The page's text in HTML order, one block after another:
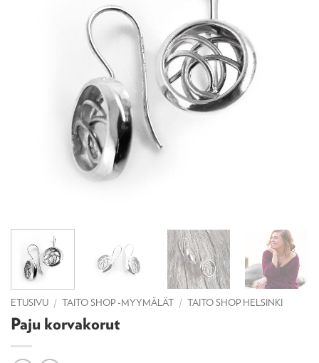
ETUSIVU / TAITO SHOP -MYYMÄLÄT / TAITO SHOP HELSINKI
Paju korvakorut